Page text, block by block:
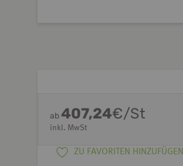
ab 407,24€/St
inkl. MwSt
ZU FAVORITEN HINZUFÜGEN